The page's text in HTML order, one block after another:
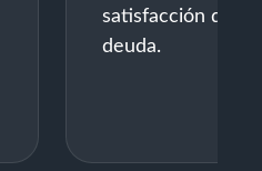
satisfacción de la
deuda.